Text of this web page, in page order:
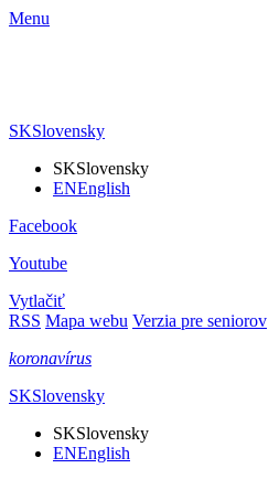
Menu
SKSlovensky
SKSlovensky
ENEnglish
Facebook
Youtube
Vytlačiť
RSS Mapa webu Verzia pre seniorov
koronavírus
SKSlovensky
SKSlovensky
ENEnglish